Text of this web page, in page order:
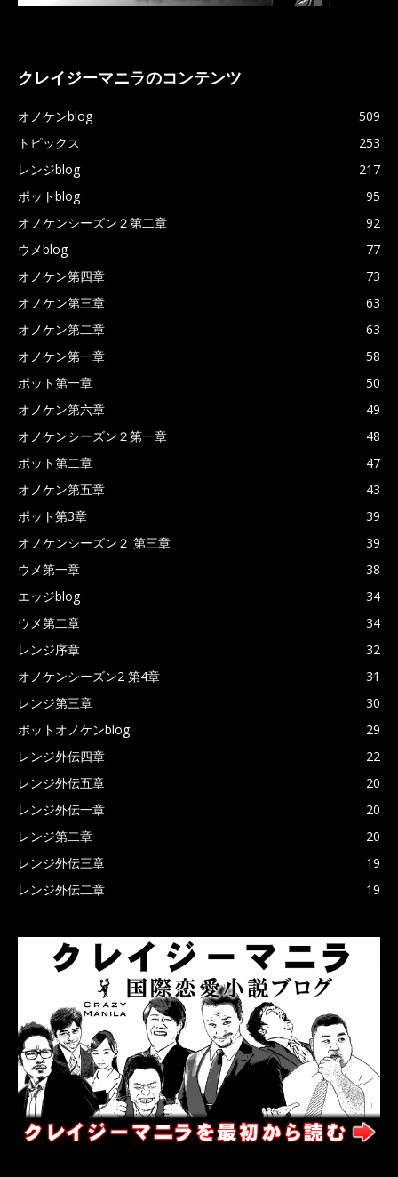
クレイジーマニラのコンテンツ
オノケンblog
509
トピックス
253
レンジblog
217
ポットblog
95
オノケンシーズン２第二章
92
ウメblog
77
オノケン第四章
73
オノケン第三章
63
オノケン第二章
63
オノケン第一章
58
ポット第一章
50
オノケン第六章
49
オノケンシーズン２第一章
48
ポット第二章
47
オノケン第五章
43
ポット第3章
39
オノケンシーズン２ 第三章
39
ウメ第一章
38
エッジblog
34
ウメ第二章
34
レンジ序章
32
オノケンシーズン2 第4章
31
レンジ第三章
30
ポットオノケンblog
29
レンジ外伝四章
22
レンジ外伝五章
20
レンジ外伝一章
20
レンジ第二章
20
レンジ外伝三章
19
レンジ外伝二章
19